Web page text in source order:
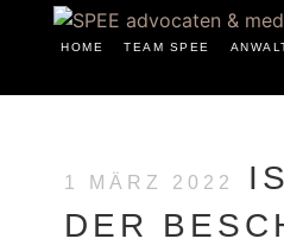
HOME TEAM SPEE
1 MÄRZ 2022
DER